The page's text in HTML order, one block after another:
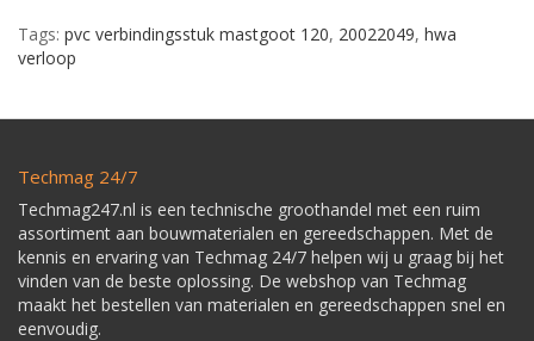
Tags: pvc verbindingsstuk mastgoot 120, 20022049, hwa
verloop
Techmag 24/7
Techmag247.nl is een technische groothandel met een ruim
assortiment aan bouwmaterialen en gereedschappen. Met de
kennis en ervaring van Techmag 24/7 helpen wij u graag bij het
vinden van de beste oplossing. De webshop van Techmag
maakt het bestellen van materialen en gereedschappen snel en
eenvoudig.